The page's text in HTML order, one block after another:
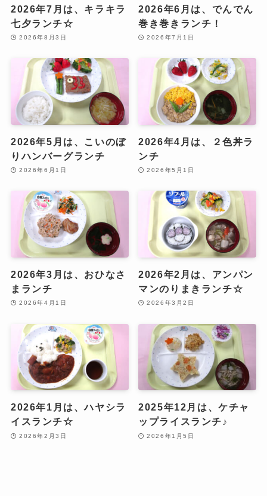
2026年7月は、キラキラ
七夕ランチ☆
2026年8月3日
2026年6月は、でんでん
巻き巻きランチ！
2026年7月1日
2026年5月は、こいのぼ
りハンバーグランチ
2026年6月1日
2026年4月は、２色丼ラ
ンチ
2026年5月1日
2026年3月は、おひなさ
まランチ
2026年4月1日
2026年2月は、アンパン
マンのりまきランチ☆
2026年3月2日
2026年1月は、ハヤシラ
イスランチ☆
2026年2月3日
2025年12月は、ケチャ
ップライスランチ♪
2026年1月5日